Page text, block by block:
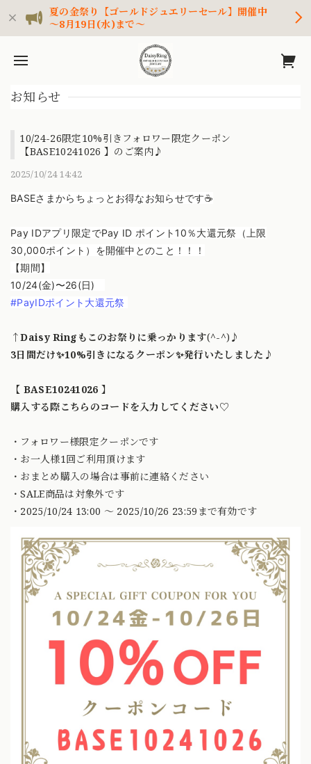
夏の金祭り【ゴールドジュエリーセール】開催中
～8月19日(水)まで～
お知らせ
10/24-26限定10%引きフォロワー限定クーポン
【BASE10241026 】のご案内♪
2025/10/24 14:42
BASEさまからちょっとお得なお知らせです☕
Pay IDアプリ限定でPay ID ポイント10％大還元祭（上限
30,000ポイント）を開催中とのこと！！！
【期間】
10/24(金)〜26(日)
#PayIDポイント大還元祭
↑Daisy Ringもこのお祭りに乗っかります(^-^)♪
3日間だけ✨10%引きになるクーポン✨発行いたしました♪
【 BASE10241026 】
購入する際こちらのコードを入力してください♡
・フォロワー様限定クーポンです
・お一人様1回ご利用頂けます
・おまとめ購入の場合は事前に連絡ください
・SALE商品は対象外です
・2025/10/24 13:00 〜 2025/10/26 23:59まで有効です